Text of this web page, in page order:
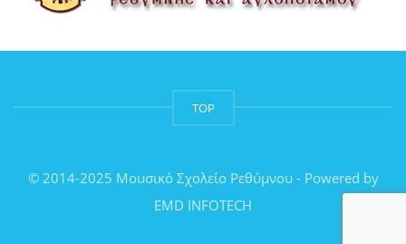
TOP
© 2014-2025 Μουσικό Σχολείο Ρεθύμνου - Powered by
EMD INFOTECH